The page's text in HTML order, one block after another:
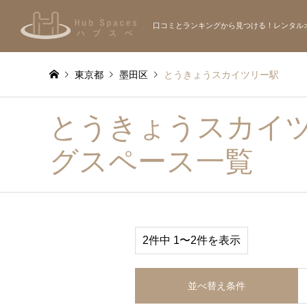
口コミとランキングから見つける！レンタル
東京都 墨田区 とうきょうスカイツリー駅
とうきょうスカイ
グスペース一覧
2件中 1〜2件を表示
並べ替え条件